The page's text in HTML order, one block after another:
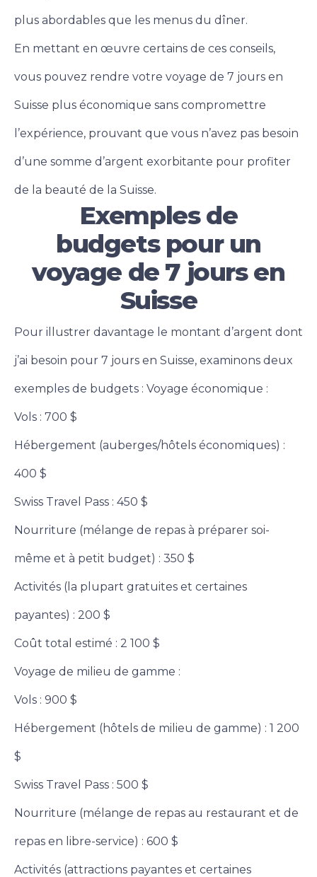
plus abordables que les menus du dîner.
En mettant en œuvre certains de ces conseils,
vous pouvez rendre votre voyage de 7 jours en
Suisse plus économique sans compromettre
l’expérience, prouvant que vous n’avez pas besoin
d’une somme d’argent exorbitante pour profiter
de la beauté de la Suisse.
Exemples de
budgets pour un
voyage de 7 jours en
Suisse
Pour illustrer davantage le montant d’argent dont
j’ai besoin pour 7 jours en Suisse, examinons deux
exemples de budgets : Voyage économique :
Vols : 700 $
Hébergement (auberges/hôtels économiques) :
400 $
Swiss Travel Pass : 450 $
Nourriture (mélange de repas à préparer soi-
même et à petit budget) : 350 $
Activités (la plupart gratuites et certaines
payantes) : 200 $
Coût total estimé : 2 100 $
Voyage de milieu de gamme :
Vols : 900 $
Hébergement (hôtels de milieu de gamme) : 1 200
$
Swiss Travel Pass : 500 $
Nourriture (mélange de repas au restaurant et de
repas en libre-service) : 600 $
Activités (attractions payantes et certaines